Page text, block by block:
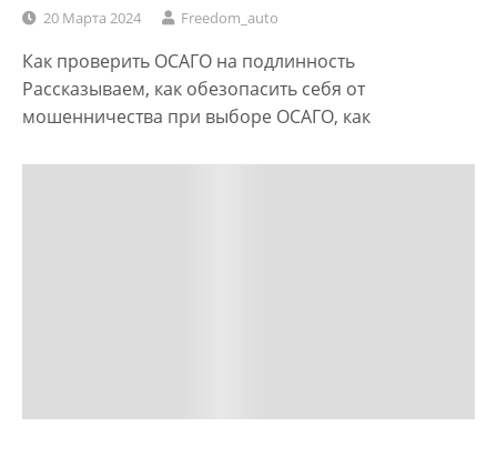
20 Марта 2024 Freedom_auto
Как проверить ОСАГО на подлинность
Рассказываем, как обезопасить себя от
мошенничества при выборе ОСАГО, как